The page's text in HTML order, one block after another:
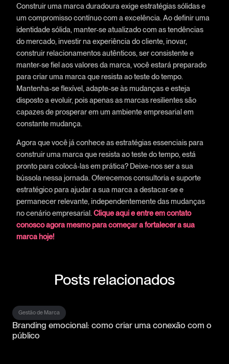
Construir uma marca duradoura exige estratégias sólidas e
um compromisso contínuo com a excelência. Ao definir uma
identidade sólida, manter-se atualizado com as tendências
do mercado, investir na experiência do cliente, inovar,
construir relacionamentos autênticos, ser consistente e
manter-se fiel aos valores da marca, você estará preparado
para criar uma marca que resista ao teste do tempo.
Mantenha-se flexível, adapte-se às mudanças e esteja
disposto a evoluir, pois apenas as marcas resilientes são
capazes de prosperar em um ambiente empresarial em
constante mudança.
Agora que você já conhece as estratégias essenciais para
construir uma marca que resista ao teste do tempo, está
pronto para colocá-las em prática? Deixe-nos ser a sua
bússola nessa jornada. Oferecemos consultoria e suporte
estratégico para ajudar a sua marca a destacar-se e
permanecer relevante, independentemente das mudanças
no cenário empresarial. Clique aqui e entre em contato
conosco agora mesmo para começar a fortalecer a sua
marca hoje!
Posts relacionados
Gestão de Marca
Branding emocional: como criar uma conexão com o
público